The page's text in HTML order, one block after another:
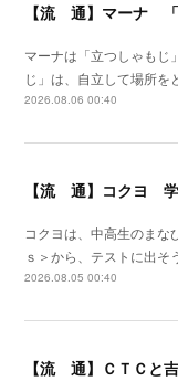
【流 通】マーナ 「
マーナは「立つしゃもじ
じ」は、自立して場所
2026.08.06 00:40
コクヨは、中高生のまな
ｓ＞から、テストに出
2026.08.05 00:40